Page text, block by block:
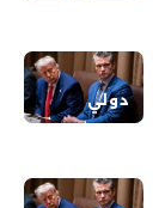
دولي